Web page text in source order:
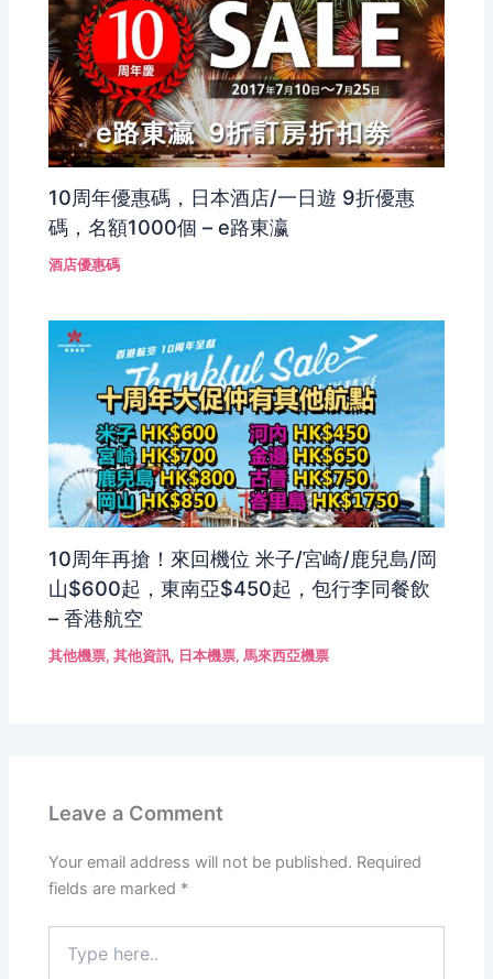
10周年優惠碼，日本酒店/一日遊 9折優惠
碼，名額1000個 – e路東瀛
酒店優惠碼
10周年再搶！來回機位 米子/宮崎/鹿兒島/岡
山$600起，東南亞$450起，包行李同餐飲
– 香港航空
其他機票,其他資訊, 日本機票,馬來西亞機票
Leave a Comment
Your email address will not be published. Required
fields are marked *
here..